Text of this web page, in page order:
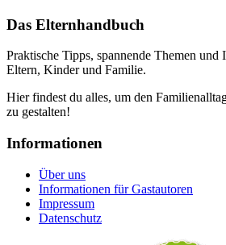
Das Elternhandbuch
Praktische Tipps, spannende Themen und
Eltern, Kinder und Familie.
Hier findest du alles, um den
zu gestalten!
Informationen
Über uns
Informationen für Gastautoren
Impressum
Datenschutz